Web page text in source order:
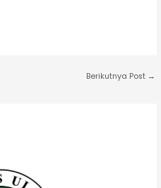
Berikutnya Post →